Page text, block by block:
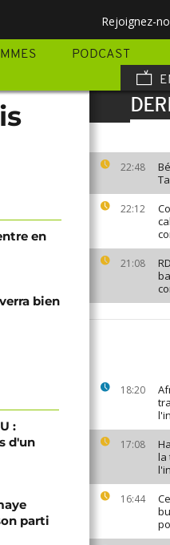
Rejoignez-
PODCAST
22:48
22:12
21:08
18:20
17:08
la
16:44
en
bien
:
d'un
parti